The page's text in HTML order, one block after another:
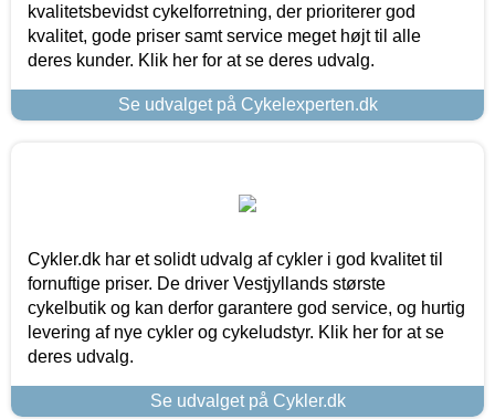
kvalitetsbevidst cykelforretning, der prioriterer god
kvalitet, gode priser samt service meget højt til alle
deres kunder. Klik her for at se deres udvalg.
Se udvalget på Cykelexperten.dk
Cykler.dk har et solidt udvalg af cykler i god kvalitet til
fornuftige priser. De driver Vestjyllands største
cykelbutik og kan derfor garantere god service, og hurtig
levering af nye cykler og cykeludstyr. Klik her for at se
deres udvalg.
Se udvalget på Cykler.dk